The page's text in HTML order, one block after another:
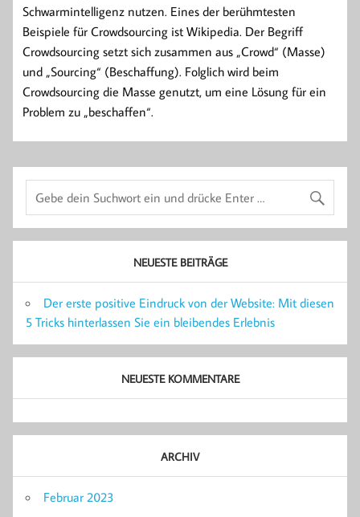
Schwarmintelligenz nutzen. Eines der berühmtesten
Beispiele für Crowdsourcing ist Wikipedia. Der Begriff
Crowdsourcing setzt sich zusammen aus „Crowd“ (Masse)
und „Sourcing“ (Beschaffung). Folglich wird beim
Crowdsourcing die Masse genutzt, um eine Lösung für ein
Problem zu „beschaffen“.
NEUESTE BEITRÄGE
Der erste positive Eindruck von der Website: Mit diesen
5 Tricks hinterlassen Sie ein bleibendes Erlebnis
NEUESTE KOMMENTARE
ARCHIV
Februar 2023